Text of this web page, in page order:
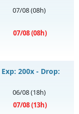
07/08(08h)
07/08(08h)
ngày
200x - Drop:
06/08(18h)
07/08(13h)